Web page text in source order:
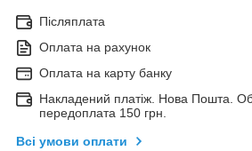
Післяплата
Оплата на рахунок
Оплата на карту банку
Накладений платіж. Нова Пошта.
передоплата 150 грн.
Всі умови оплати